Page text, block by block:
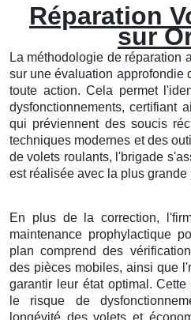
Réparation
sur
La méthodologie de réparation
sur une évaluation approfondie
toute action. Cela permet
dysfonctionnements, certifiant
qui préviennent des soucis
techniques modernes et des
de volets roulants, l'brigade
est réalisée avec la plus
En plus de la correction,
maintenance prophylactique
plan comprend des
des pièces mobiles, ainsi que
garantir leur état optimal.
le risque de
longévité des volets et